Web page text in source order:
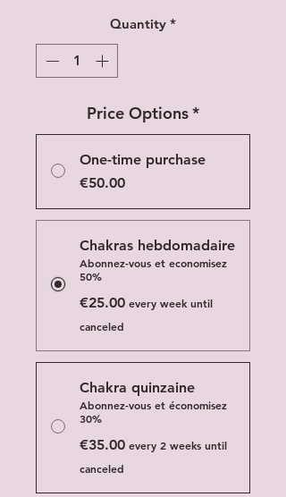
Quantity *
Price Options*
One-time purchase
€50.00
Chakras hebdomadaire
Abonnez-vous et economisez
50%
€25.00 every week until
canceled
Chakra quinzaine
Abonnez-vous et économisez
30%
€35.00 every 2 weeks until
canceled